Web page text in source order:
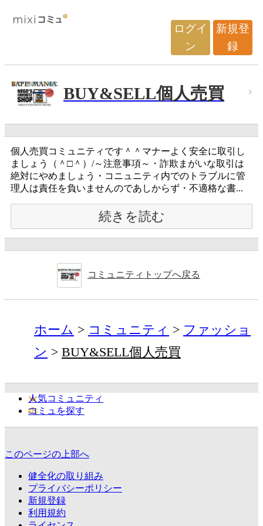
ログイ
ン
新規登
録
BUY&SELL個人売買
個人売買コミュニティです＾＾マナーよく安全に取引し
ましょう（＾□＾）/～注意事項～・詐欺まがいな取引は
絶対にやめましょう・コニュニティ内でのトラブルに管
理人は責任を負いませんのであしからず・不適格な書...
続きを読む
コミュニティトップへ戻る
ホーム コミュニティ
ファッショ
ン
BUY&SELL個人売買
人気コミュニティ
コミュを探す
このページの上部へ
健全化の取り組み
プライバシーポリシー
新規登録
利用規約